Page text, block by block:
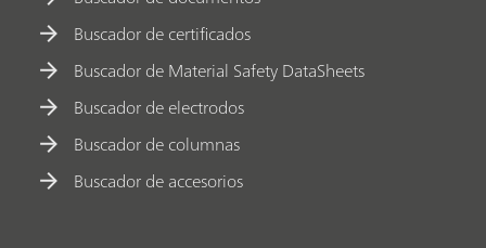
Buscador de certificados
Buscador de Material Safety DataSheets
Buscador de electrodos
Buscador de columnas
Buscador de accesorios